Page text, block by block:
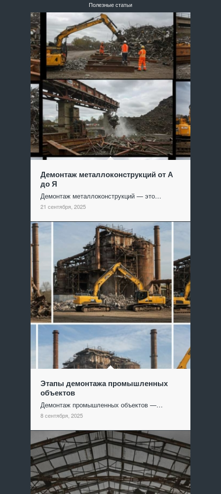
Полезные статьи
Демонтаж металлоконструкций от А
до Я
Демонтаж металлоконструкций — это…
21 сентября, 2025
Этапы демонтажа промышленных
объектов
Демонтаж промышленных объектов —…
8 сентября, 2025